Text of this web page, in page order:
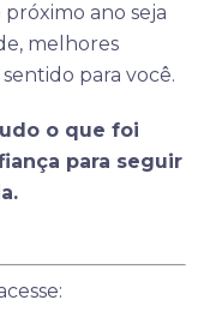
ano seja
melhores
para você.
o que foi
para seguir